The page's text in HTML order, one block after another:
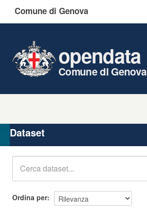
Comune di Genova
opendata
Comune di Genova
Organizzazioni
Gruppi
Dataset
Ordina per